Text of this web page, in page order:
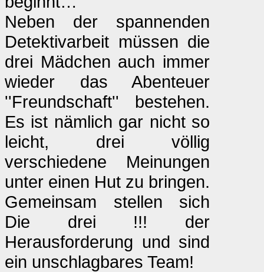
Neben der spannenden
Detektivarbeit müssen die
drei Mädchen auch immer
wieder das Abenteuer
''Freundschaft'' bestehen.
Es ist nämlich gar nicht so
leicht, drei völlig
verschiedene Meinungen
unter einen Hut zu bringen.
Gemeinsam stellen sich
Die drei !!! der
Herausforderung und sind
ein unschlagbares Team!